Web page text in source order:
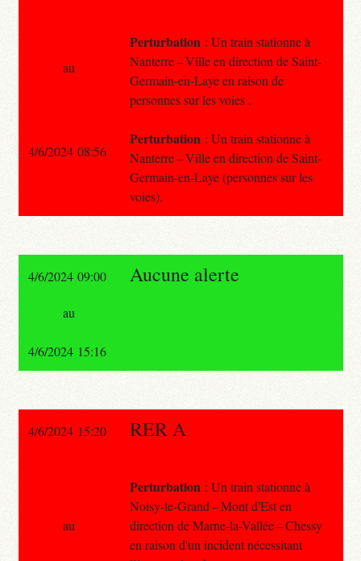
Perturbation : Un train stationne à
Nanterre – Ville en direction de Saint-
Germain-en-Laye en raison de
personnes sur les voies .
Perturbation : Un train stationne à
Nanterre – Ville en direction de Saint-
Germain-en-Laye (personnes sur les
voies).
au
4/6/2024 08:56
4/6/2024 09:00 Aucune alerte
au
4/6/2024 15:16
4/6/2024 15:20 RER A
Perturbation : Un train stationne à
Noisy-le-Grand – Mont d'Est en
direction de Marne-la-Vallée – Chessy
en raison d'un incident nécessitant
au